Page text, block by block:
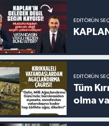
EDITÖRÜN
EDITÖRÜN
Tüm
olma